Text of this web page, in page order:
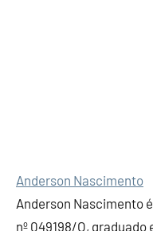
Anderson Nascimento
Anderson Nascimento
nº 049198/O,